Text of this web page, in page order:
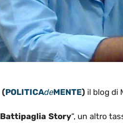
(POLITICAdeMENTE) il blog di
Battipaglia Story“, un altro